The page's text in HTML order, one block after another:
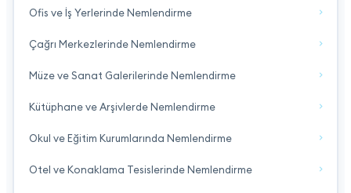
Ofis ve İş Yerlerinde Nemlendirme
Çağrı Merkezlerinde Nemlendirme
Müze ve Sanat Galerilerinde Nemlendirme
Kütüphane ve Arşivlerde Nemlendirme
Okul ve Eğitim Kurumlarında Nemlendirme
Otel ve Konaklama Tesislerinde Nemlendirme